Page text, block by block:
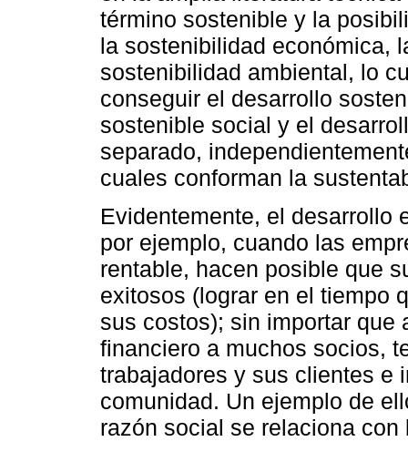
término sostenible y la
la sostenibilidad económica,
sostenibilidad ambiental, lo
conseguir el desarrollo
sostenible social y el
separado,
cuales conforman la
Evidentemente, el desarrollo
por ejemplo, cuando las
rentable, hacen posible que
exitosos (lograr en el tiempo
sus costos); sin importar que
financiero a muchos socios,
trabajadores y sus clientes e
comunidad. Un ejemplo de
razón social se relaciona